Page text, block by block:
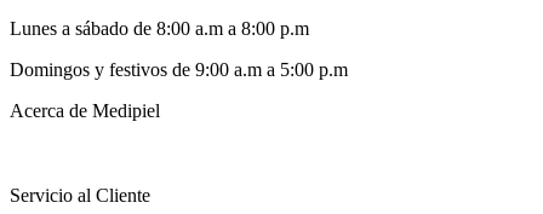
Lunes a sábado de 8:00 a.m a 8:00 p.m
Domingos y festivos de 9:00 a.m a 5:00 p.m
Acerca de Medipiel
Servicio al Cliente